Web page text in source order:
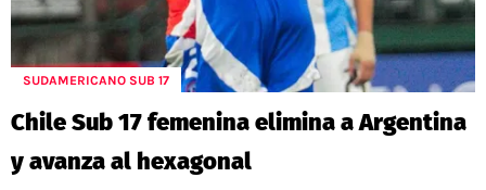
SUDAMERICANO SUB 17
Chile Sub 17 femenina elimina a Argentina
y avanza al hexagonal